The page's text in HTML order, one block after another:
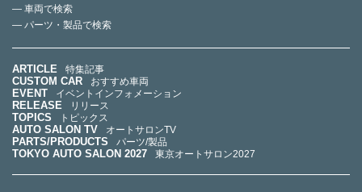
— 車両で検索
— パーツ・製品で検索
ARTICLE 特集記事
CUSTOM CAR おすすめ車両
EVENT イベントインフォメーション
RELEASE リリース
TOPICS トピックス
AUTO SALON TV オートサロンTV
PARTS/PRODUCTS パーツ/製品
TOKYO AUTO SALON 2027 東京オートサロン2027